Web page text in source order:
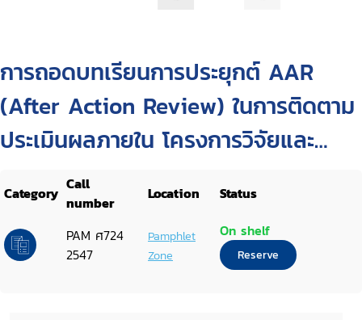
การถอดบทเรียนการประยุกต์ AAR
(After Action Review) ในการติดตาม
ประเมินผลภายใน โครงการวิจัยและ
พัฒนาสาธารณะ-ท้องถิ่นน่าอยู่
Category Call
number
Location Status
PAM ศ724
2547
Pamphlet
Zone
On shelf
Reserve